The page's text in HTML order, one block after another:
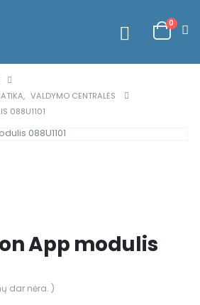
0
, VALDYMO CENTRALĖS
088U1101
App modulis
dar nėra. )